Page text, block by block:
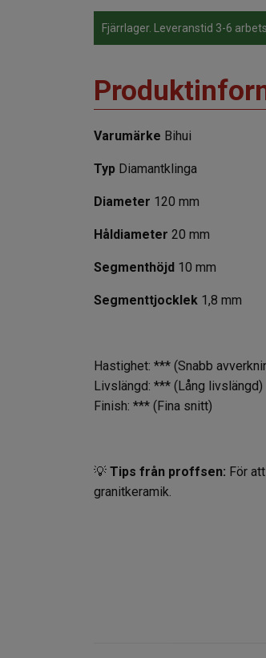
Fjärrlager. Leveranstid 3-6
Varumärke Bihui
Typ Diamantklinga
Diameter 120 mm
Håldiameter 20 mm
Segmenthöjd 10 mm
Segmenttjocklek 1,8 mm
Hastighet: *** (Snabb
Livslängd: *** (Lång livslängd)
Finish: *** (Fina snitt)
💡 Tips från proffsen: För
granitkeramik.